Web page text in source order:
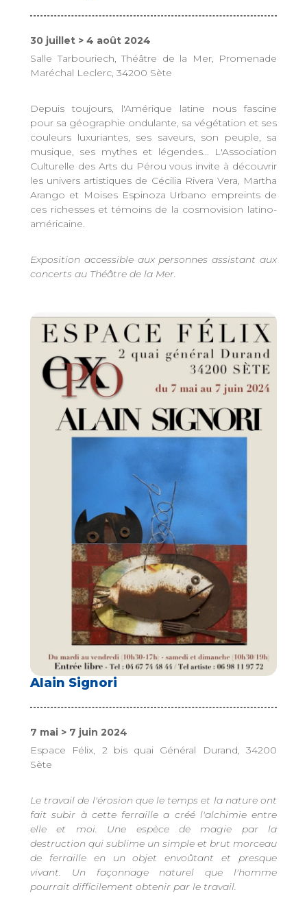
30 juillet > 4 août 2024
Salle Tarbouriech, Théâtre de la Mer, Promenade
Maréchal Leclerc, 34200 Sète
Depuis toujours, l'Amérique latine nous fascine
pour sa géographie ondulante, sa végétation et ses
couleurs luxuriantes, ses saveurs, son peuple, sa
musique, ses mythes et légendes... L'Association
Culturelle des Arts du Pérou vous invite à découvrir
les univers artistiques de Cécilia Rivera Vera, Martha
Arango et Moises Espinoza Urbano empreints de
ces richesses et témoins de la cosmovision latino-
américaine.
Exposition accessible aux personnes assistant aux
concerts au Théâtre de la Mer.
Alain Signori
7 mai > 7 juin 2024
Espace Félix, 2 bis quai Général Durand, 34200
Sète
Le travail de l'érosion que le temps et la nature ont
fait subir à cette ferraille a créé l'alchimie entre
elle et moi. Une espèce de magie par la
destruction qui sublime un simple et brut morceau
de ferraille en un objet envoûtant et presque
vivant. Un façonnage naturel que l'homme
pourrait difficilement obtenir par le travail.